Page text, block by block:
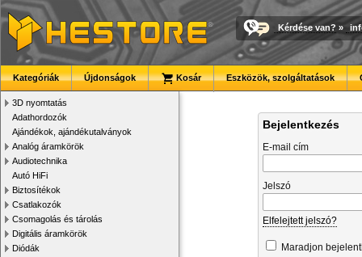
Kérdése van? »
Kategóriák Újdonságok Kosár Eszközök, szolgáltatások
3D nyomtatás
Adathordozók
Ajándékok, ajándékutalványok
Analóg áramkörök
Audiotechnika
Autó HiFi
Biztosítékok
Csatlakozók
Csomagolás és tárolás
Digitális áramkörök
Diódák
Bejelentkezés
E-mail cím
Jelszó
Elfelejtett jelszó?
Maradjon